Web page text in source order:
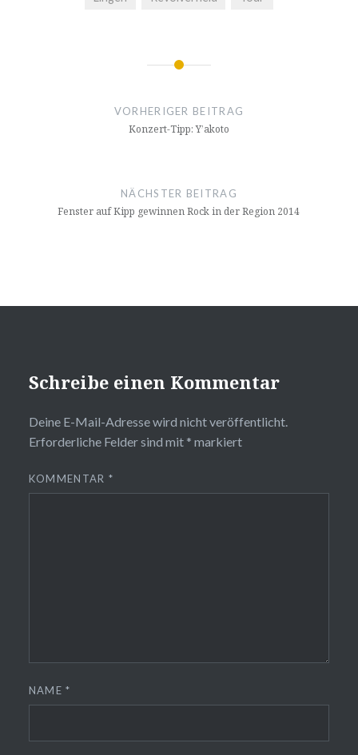
NavigationVORHERIGER BEITRAG
Konzert-Tipp: Y’akoto
NÄCHSTER BEITRAG
Fenster auf Kipp gewinnen Rock in der Region 2014
Schreibe einen Kommentar
Deine E-Mail-Adresse wird nicht veröffentlicht.
Erforderliche Felder sind mit * markiert
KOMMENTAR *
NAME*